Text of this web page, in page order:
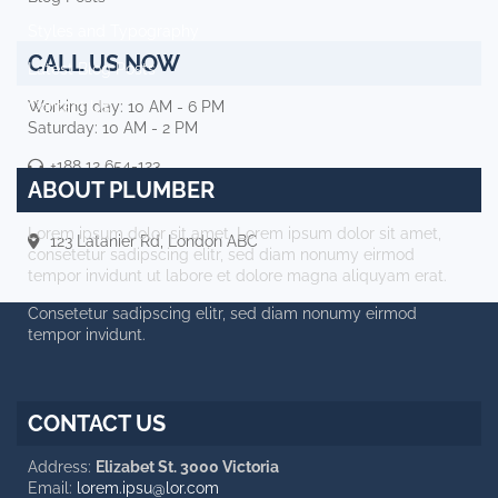
CALL US NOW
Working day: 10 AM - 6 PM
Saturday: 10 AM - 2 PM
+188 12 654-123
contact@plumber.hot
123 Latanier Rd, London ABC
Latest Blog Posts
Contact Us
ABOUT PLUMBER
Lorem ipsum dolor sit amet. Lorem ipsum dolor sit amet,
consetetur sadipscing elitr, sed diam nonumy eirmod
tempor invidunt ut labore et dolore magna aliquyam erat.
Consetetur sadipscing elitr, sed diam nonumy eirmod
tempor invidunt.
CONTACT US
Address: Elizabet St. 3000 Victoria
Email: lorem.ipsu@lor.com